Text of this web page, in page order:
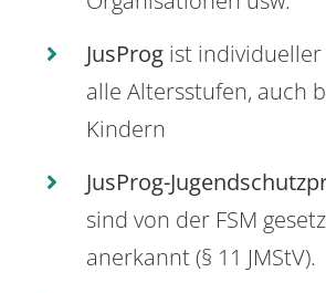
JusProg ist
alle Altersstufen, auch
Kindern
JusProg-
sind von der FSM
anerkannt (§ 11 JMStV).